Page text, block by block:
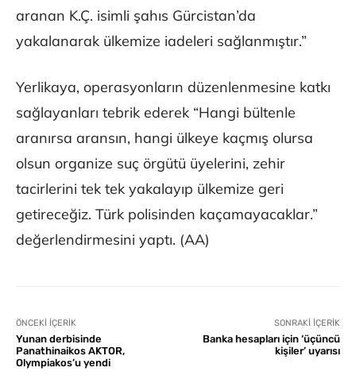
aranan K.Ç. isimli şahıs Gürcistan’da
yakalanarak ülkemize iadeleri sağlanmıştır.”
Yerlikaya, operasyonların düzenlenmesine katkı
sağlayanları tebrik ederek “Hangi bültenle
aranırsa aransın, hangi ülkeye kaçmış olursa
olsun organize suç örgütü üyelerini, zehir
tacirlerini tek tek yakalayıp ülkemize geri
getireceğiz. Türk polisinden kaçamayacaklar.”
değerlendirmesini yaptı. (AA)
ÖNCEKI İÇERIK
Yunan derbisinde
Panathinaikos AKTOR,
Olympiakos’u yendi
SONRAKI İÇERIK
Banka hesapları için ‘üçüncü
kişiler’ uyarısı